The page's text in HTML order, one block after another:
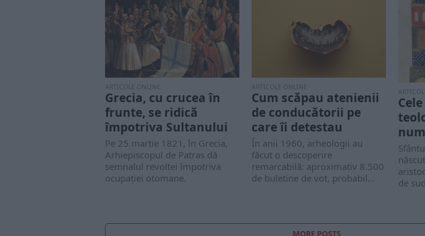
ARTICOLE ONLINE
Grecia, cu crucea în
frunte, se ridică
împotriva Sultanului
Pe 25 martie 1821, în Grecia,
Arhiepiscopul de Patras dă
semnalul revoltei împotriva
ocupației otomane.
ARTICOLE ONLINE
Cum scăpau atenienii
de conducătorii pe
care îi detestau
În anii 1960, arheologii au
făcut o descoperire
remarcabilă: aproximativ 8.500
de buletine de vot, probabil...
de
MORE POSTS